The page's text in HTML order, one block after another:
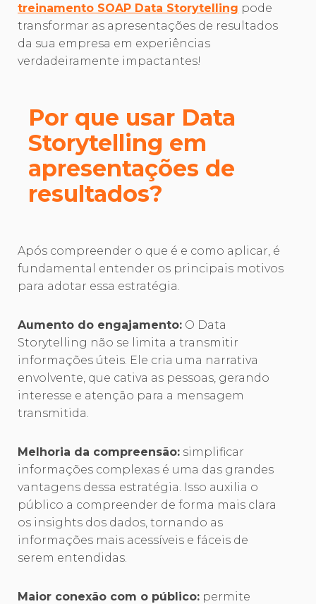
treinamento SOAP Data Storytelling pode
transformar as apresentações de resultados
da sua empresa em experiências
verdadeiramente impactantes!
Por que usar Data
Storytelling em
apresentações de
resultados?
Após compreender o que é e como aplicar, é
fundamental entender os principais motivos
para adotar essa estratégia.
Aumento do engajamento: O Data
Storytelling não se limita a transmitir
informações úteis. Ele cria uma narrativa
envolvente, que cativa as pessoas, gerando
interesse e atenção para a mensagem
transmitida.
Melhoria da compreensão: simplificar
informações complexas é uma das grandes
vantagens dessa estratégia. Isso auxilia o
público a compreender de forma mais clara
os insights dos dados, tornando as
informações mais acessíveis e fáceis de
serem entendidas.
Maior conexão com o público: permite